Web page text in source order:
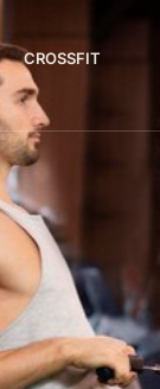
CROSSFIT